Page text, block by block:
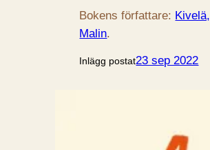
Bokens författare: Kivelä,
Malin.
Inlägg postat23 sep 2022